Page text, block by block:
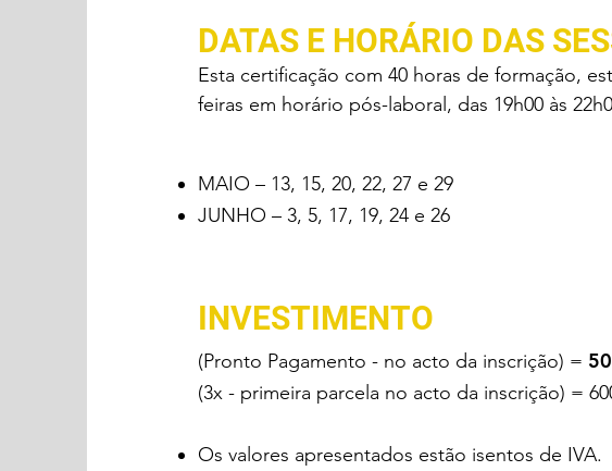
DATAS E HORÁRIO DAS
Esta certificação com 40 horas de formação,
feiras em horário pós-laboral, das 19h00 às
MAIO – 13, 15, 20, 22, 27 e 29
JUNHO – 3, 5, 17, 19, 24 e 26
INVESTIMENTO
(Pronto Pagamento - no acto da inscrição) =
(3x - primeira parcela no acto da inscrição) =
Os valores apresentados estão isentos de IVA.